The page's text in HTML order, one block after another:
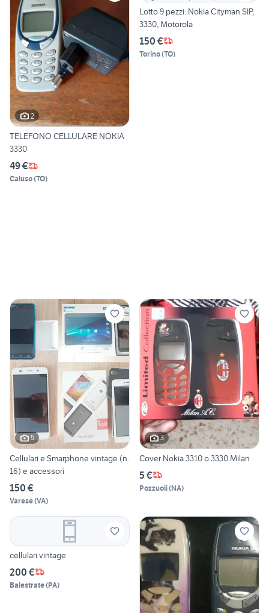
2
TELEFONO CELLULARE NOKIA
3330
49 €
Caluso(TO)
Lotto 9 pezzi: Nokia Cityman SIP,
3330, Motorola
150 €
Torino(TO)
5
Cellulari e Smarphone vintage (n.
16) e accessori
150 €
Varese(VA)
3
Cover Nokia 3310 o 3330 Milan
5 €
Pozzuoli(NA)
cellulari vintage
200 €
Balestrate(PA)